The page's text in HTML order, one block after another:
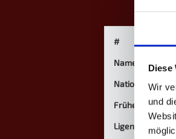
Diese
Wir
und
#
Name
Nationalität
Frühere
Ligen